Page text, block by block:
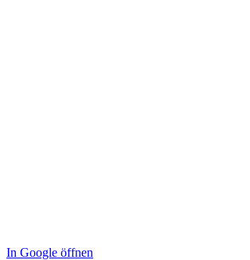
In Google öffnen